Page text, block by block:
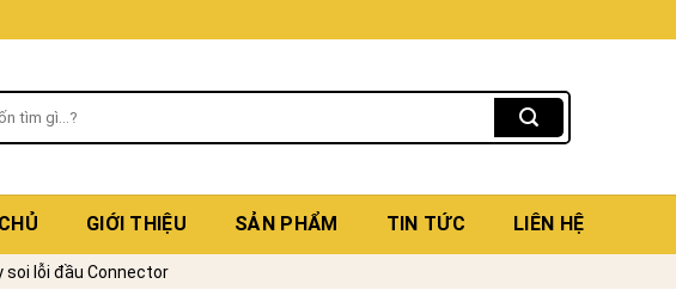
GIỚI THIỆU SẢN PHẨM TIN TỨC LIÊN HỆ
soi lỗi đầu Connector